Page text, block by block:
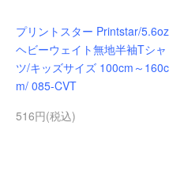
プリントスター Printstar/5.6oz
ヘビーウェイト無地半袖Tシャ
ツ/キッズサイズ 100cm～160c
m/ 085-CVT
516円(税込)